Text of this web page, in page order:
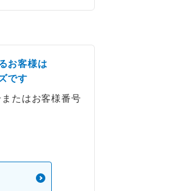
お客様は
です
たはお客様番号